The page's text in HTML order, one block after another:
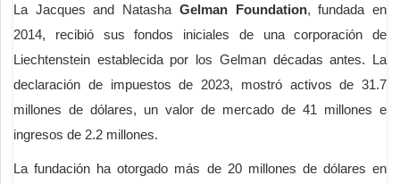
La Jacques and Natasha Gelman Foundation, fundada en
2014, recibió sus fondos iniciales de una corporación de
Liechtenstein establecida por los Gelman décadas antes. La
declaración de impuestos de 2023, mostró activos de 31.7
millones de dólares, un valor de mercado de 41 millones e
ingresos de 2.2 millones.
La fundación ha otorgado más de 20 millones de dólares en